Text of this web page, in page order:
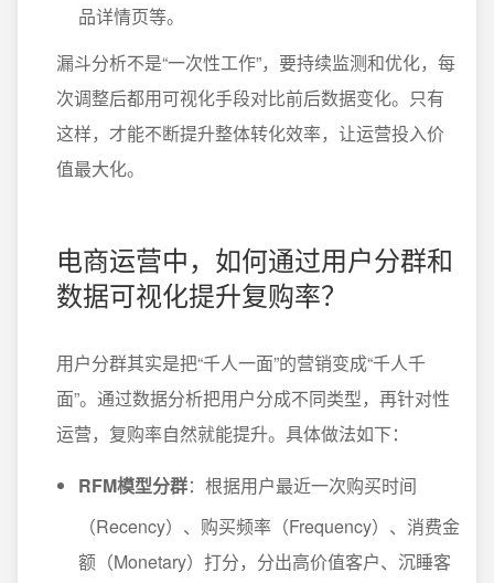
品详情页等。
漏斗分析不是“一次性工作”，要持续监测和优化，每
次调整后都用可视化手段对比前后数据变化。只有
这样，才能不断提升整体转化效率，让运营投入价
值最大化。
电商运营中，如何通过用户分群和
数据可视化提升复购率？
用户分群其实是把“千人一面”的营销变成“千人千
面”。通过数据分析把用户分成不同类型，再针对性
运营，复购率自然就能提升。具体做法如下：
RFM模型分群：根据用户最近一次购买时间
（Recency）、购买频率（Frequency）、消费金
额（Monetary）打分，分出高价值客户、沉睡客